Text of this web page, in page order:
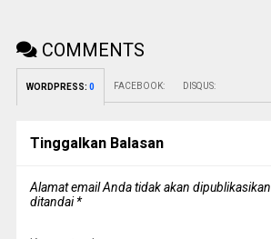
COMMENTS
WORDPRESS: 0 FACEBOOK: DISQUS:
Tinggalkan Balasan
Alamat email Anda tidak akan dipublikasikan.
ditandai*